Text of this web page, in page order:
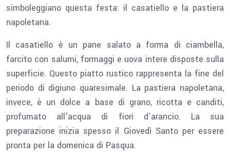
simboleggiano questa festa: il casatiello e la pastiera
napoletana.
Il casatiello è un pane salato a forma di ciambella,
farcito con salumi, formaggi e uova intere disposte sulla
superficie. Questo piatto rustico rappresenta la fine del
periodo di digiuno quaresimale. La pastiera napoletana,
invece, è un dolce a base di grano, ricotta e canditi,
profumato all’acqua di fiori d’arancio. La sua
preparazione inizia spesso il Giovedì Santo per essere
pronta per la domenica di Pasqua.